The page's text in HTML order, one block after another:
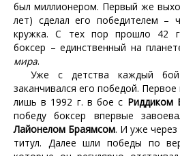
был миллионером. Первый же
лет) сделал его победителем –
кружка. С тех пор прошло 42
боксер – единственный на
мира.
Уже с детства каждый бой
заканчивался его победой.
лишь в 1992 г. в бое с Риддиком
победу боксер впервые
Лайонелом Браямсом. И уже через
титул. Далее шли победы по